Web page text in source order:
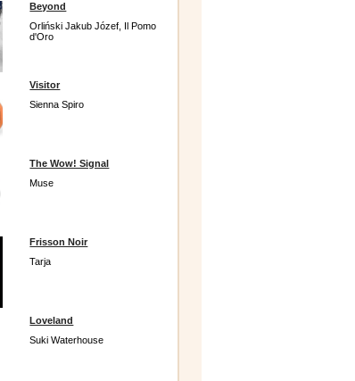
Beyond
Orliński Jakub Józef, Il Pomo
d'Oro
Visitor
Sienna Spiro
The Wow! Signal
Muse
Frisson Noir
Tarja
Loveland
Suki Waterhouse